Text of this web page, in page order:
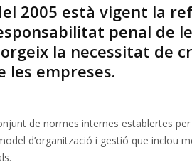
2005 està vigent la
penal de
la necessitat de
les empreses.
de normes internes establertes
d’organització i gestió que inclou